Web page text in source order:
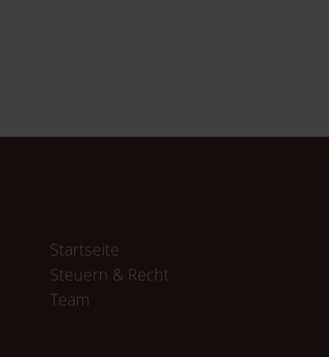
Navigation
überspringen
Startseite
Steuern & Recht
Team